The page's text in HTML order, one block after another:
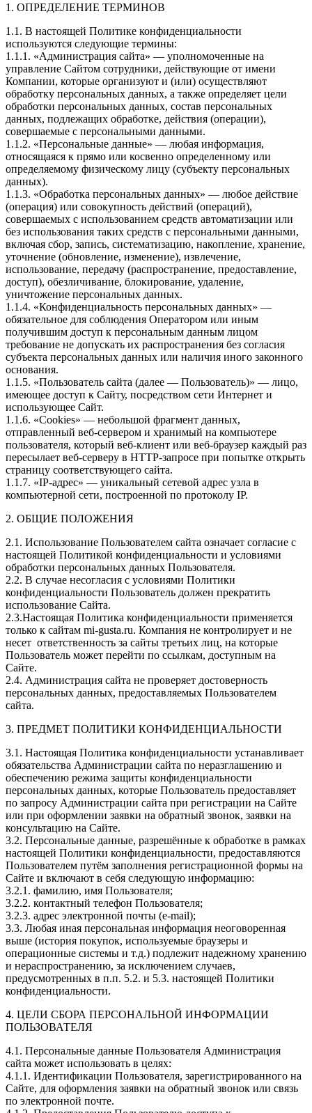
1. ОПРЕДЕЛЕНИЕ ТЕРМИНОВ
1.1. В настоящей Политике конфиденциальности
используются следующие термины:
1.1.1. «Администрация сайта» — уполномоченные на
управление Сайтом сотрудники, действующие от имени
Компании, которые организуют и (или) осуществляют
обработку персональных данных, а также определяет цели
обработки персональных данных, состав персональных
данных, подлежащих обработке, действия (операции),
совершаемые с персональными данными.
1.1.2. «Персональные данные» — любая информация,
относящаяся к прямо или косвенно определенному или
определяемому физическому лицу (субъекту персональных
данных).
1.1.3. «Обработка персональных данных» — любое действие
(операция) или совокупность действий (операций),
совершаемых с использованием средств автоматизации или
без использования таких средств с персональными данными,
включая сбор, запись, систематизацию, накопление, хранение,
уточнение (обновление, изменение), извлечение,
использование, передачу (распространение, предоставление,
доступ), обезличивание, блокирование, удаление,
уничтожение персональных данных.
1.1.4. «Конфиденциальность персональных данных» —
обязательное для соблюдения Оператором или иным
получившим доступ к персональным данным лицом
требование не допускать их распространения без согласия
субъекта персональных данных или наличия иного законного
основания.
1.1.5. «Пользователь сайта (далее — Пользователь)» — лицо,
имеющее доступ к Сайту, посредством сети Интернет и
использующее Сайт.
1.1.6. «Cookies» — небольшой фрагмент данных,
отправленный веб-сервером и хранимый на компьютере
пользователя, который веб-клиент или веб-браузер каждый раз
пересылает веб-серверу в HTTP-запросе при попытке открыть
страницу соответствующего сайта.
1.1.7. «IP-адрес» — уникальный сетевой адрес узла в
компьютерной сети, построенной по протоколу IP.
2. ОБЩИЕ ПОЛОЖЕНИЯ
2.1. Использование Пользователем сайта означает согласие с
настоящей Политикой конфиденциальности и условиями
обработки персональных данных Пользователя.
2.2. В случае несогласия с условиями Политики
конфиденциальности Пользователь должен прекратить
использование Сайта.
2.3.Настоящая Политика конфиденциальности применяется
только к сайтам mi-gusta.ru. Компания не контролирует и не
несет ответственность за сайты третьих лиц, на которые
Пользователь может перейти по ссылкам, доступным на
Сайте.
2.4. Администрация сайта не проверяет достоверность
персональных данных, предоставляемых Пользователем
сайта.
3. ПРЕДМЕТ ПОЛИТИКИ КОНФИДЕНЦИАЛЬНОСТИ
3.1. Настоящая Политика конфиденциальности устанавливает
обязательства Администрации сайта по неразглашению и
обеспечению режима защиты конфиденциальности
персональных данных, которые Пользователь предоставляет
по запросу Администрации сайта при регистрации на Сайте
или при оформлении заявки на обратный звонок, заявки на
консультацию на Сайте.
3.2. Персональные данные, разрешённые к обработке в рамках
настоящей Политики конфиденциальности, предоставляются
Пользователем путём заполнения регистрационной формы на
Сайте и включают в себя следующую информацию:
3.2.1. фамилию, имя Пользователя;
3.2.2. контактный телефон Пользователя;
3.2.3. адрес электронной почты (e-mail);
3.3. Любая иная персональная информация неоговоренная
выше (история покупок, используемые браузеры и
операционные системы и т.д.) подлежит надежному хранению
и нераспространению, за исключением случаев,
предусмотренных в п.п. 5.2. и 5.3. настоящей Политики
конфиденциальности.
4. ЦЕЛИ СБОРА ПЕРСОНАЛЬНОЙ ИНФОРМАЦИИ
ПОЛЬЗОВАТЕЛЯ
4.1. Персональные данные Пользователя Администрация
сайта может использовать в целях:
4.1.1. Идентификации Пользователя, зарегистрированного на
Сайте, для оформления заявки на обратный звонок или связь
по электронной почте.